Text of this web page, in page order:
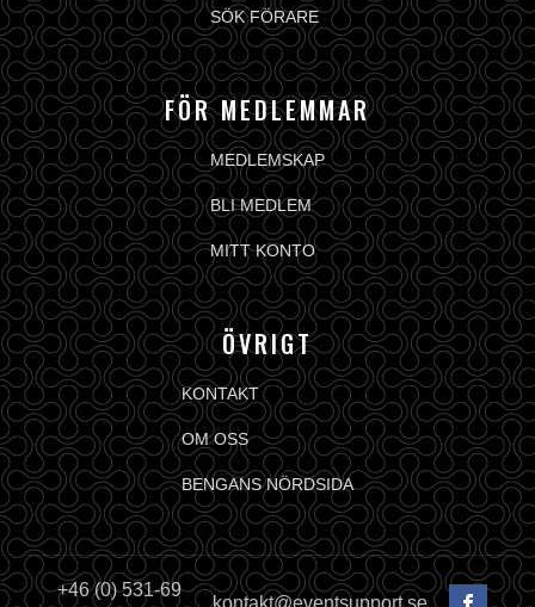
SÖK FÖRARE
FÖR MEDLEMMAR
MEDLEMSKAP
BLI MEDLEM
MITT KONTO
ÖVRIGT
KONTAKT
OM OSS
BENGANS NÖRDSIDA
+46 (0) 531-69
kontakt@eventsupport.se